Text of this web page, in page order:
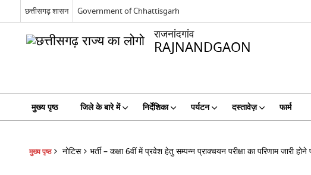
छत्तीसगढ़ शासन Government of Chhattisgarh
राजनांदगांव
RAJNANDGAON
मुख्य पृष्ठ जिले के बारे में निर्देशिका पर्यटन दस्तावेज़ फार्म
मुख्य पृष्ठ नोटिस भर्ती – कक्षा 6वीं में प्रवेश हेतु सम्पन्न प्राक्चयन परीक्षा का परिणाम जारी